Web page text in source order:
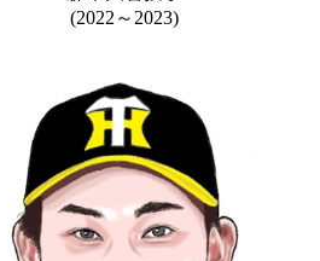
(2022～2023)